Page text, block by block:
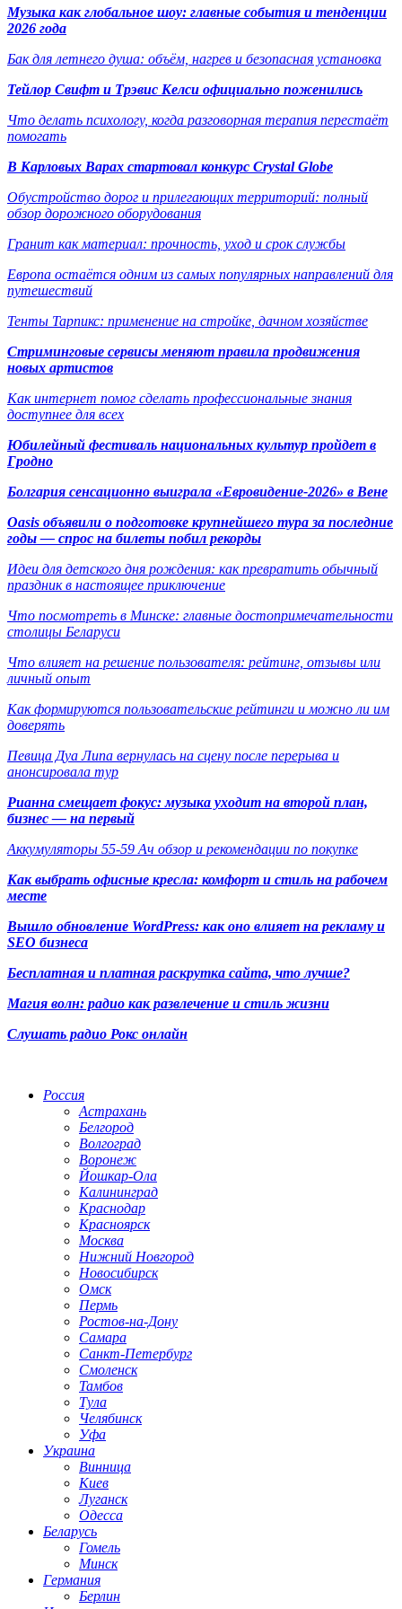
Музыка как глобальное шоу: главные события и тенденции
2026 года
Бак для летнего душа: объём, нагрев и безопасная установка
Тейлор Свифт и Трэвис Келси официально поженились
Что делать психологу, когда разговорная терапия перестаёт
помогать
В Карловых Варах стартовал конкурс Crystal Globe
Обустройство дорог и прилегающих территорий: полный
обзор дорожного оборудования
Гранит как материал: прочность, уход и срок службы
Европа остаётся одним из самых популярных направлений для
путешествий
Тенты Тарпикс: применение на стройке, дачном хозяйстве
Стриминговые сервисы меняют правила продвижения
новых артистов
Как интернет помог сделать профессиональные знания
доступнее для всех
Юбилейный фестиваль национальных культур пройдет в
Гродно
Болгария сенсационно выиграла «Евровидение-2026» в Вене
Oasis объявили о подготовке крупнейшего тура за последние
годы — спрос на билеты побил рекорды
Идеи для детского дня рождения: как превратить обычный
праздник в настоящее приключение
Что посмотреть в Минске: главные достопримечательности
столицы Беларуси
Что влияет на решение пользователя: рейтинг, отзывы или
личный опыт
Как формируются пользовательские рейтинги и можно ли им
доверять
Певица Дуа Липа вернулась на сцену после перерыва и
анонсировала тур
Рианна смещает фокус: музыка уходит на второй план,
бизнес — на первый
Аккумуляторы 55-59 Ач обзор и рекомендации по покупке
Как выбрать офисные кресла: комфорт и стиль на рабочем
месте
Вышло обновление WordPress: как оно влияет на рекламу и
SEO бизнеса
Бесплатная и платная раскрутка сайта, что лучше?
Магия волн: радио как развлечение и стиль жизни
Слушать радио Рокс онлайн
Россия
Астрахань
Белгород
Волгоград
Воронеж
Йошкар-Ола
Калининград
Краснодар
Красноярск
Москва
Нижний Новгород
Новосибирск
Омск
Пермь
Ростов-на-Дону
Самара
Санкт-Петербург
Смоленск
Тамбов
Тула
Челябинск
Уфа
Украина
Винница
Киев
Луганск
Одесса
Беларусь
Гомель
Минск
Германия
Берлин